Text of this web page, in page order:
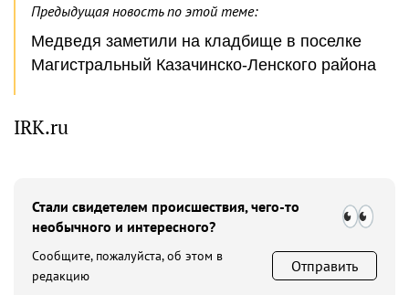
Предыдущая новость по этой теме:
Медведя заметили на кладбище в поселке
Магистральный Казачинско-Ленского района
IRK.ru
Стали свидетелем происшествия, чего-то
необычного и интересного?
Сообщите, пожалуйста, об этом в
редакцию
Отправить